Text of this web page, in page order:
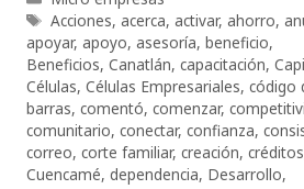
Etiquetas
Acciones, acerca, activar, ahorro,
apoyar, apoyo, asesoría, beneficio,
Beneficios, Canatlán, capacitación,
Células, Células Empresariales, código
barras, comentó, comenzar,
comunitario, conectar, confianza,
correo, corte familiar, creación, créditos
Cuencamé, dependencia, Desarrollo,